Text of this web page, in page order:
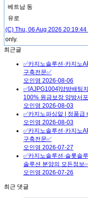
베트남 동
유로
(C) Thu, 06 Aug 2026 20:19:44
only.
최근글
✅카지노솔루션·카지노
구축전문✅
오인영 2026-08-06
✅[AJPG1004]양방배팅
100% 원금보장 양방서
오인영 2026-08-03
✅카지노파싱알 | 정품급
오인영 2026-08-03
✅카지노솔루션·카지노
구축전문✅
오인영 2026-07-27
✅카지노솔루션·슬롯솔
솔루션 분양의 모든정보
오인영 2026-07-26
최근 댓글